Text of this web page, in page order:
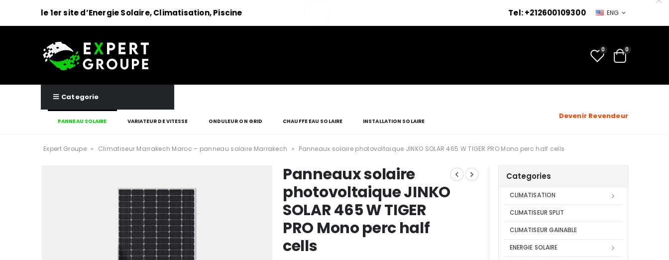
le 1er site d’Energie Solaire, Climatisation, Piscine Tel: +212600109300 ENG
0 0
Categorie
PANNEAU SOLAIRE VARIATEUR DE VITESSE ONDULEUR ON GRID CHAUFFE EAU SOLAIRE INSTALLATION SOLAIRE
Devenir Revendeur
Expert Groupe » Climatiseur Marrakech Maroc – panneau solaire Marrakech » Panneaux solaire photovoltaique JINKO SOLAR 465 W TIGER PRO Mono perc half cells
Panneaux solaire
photovoltaique JINKO
SOLAR 465 W TIGER
PRO Mono perc half
cells
Categories
CLIMATISATION
CLIMATISEUR SPLIT
CLIMATISEUR GAINABLE
ENERGIE SOLAIRE